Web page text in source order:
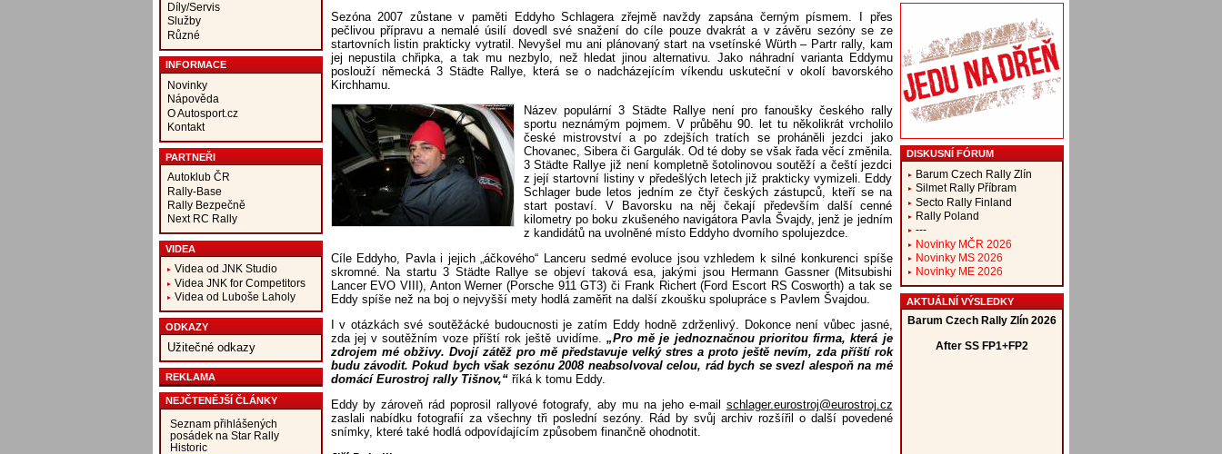
Díly/Servis
Služby
Různé
INFORMACE
Novinky
Nápověda
O Autosport.cz
Kontakt
PARTNEŘI
Autoklub ČR
Rally-Base
Rally Bezpečně
Next RC Rally
VIDEA
Videa od JNK Studio
Videa JNK for Competitors
Videa od Luboše Laholy
ODKAZY
Užitečné odkazy
REKLAMA
NEJČTENĚJŠÍ ČLÁNKY
Seznam přihlášených
posádek na Star Rally
Historic
Sezóna 2007 zůstane v paměti Eddyho Schlagera zřejmě navždy zapsána černým písmem. I přes
pečlivou přípravu a nemalé úsilí dovedl své snažení do cíle pouze dvakrát a v závěru sezóny se ze
startovních listin prakticky vytratil. Nevyšel mu ani plánovaný start na vsetínské Würth – Partr rally, kam
jej nepustila chřipka, a tak mu nezbylo, než hledat jinou alternativu. Jako náhradní varianta Eddymu
poslouží německá 3 Städte Rallye, která se o nadcházejícím víkendu uskuteční v okolí bavorského
Kirchhamu.
Název populární 3 Städte Rallye není pro fanoušky českého rally
sportu neznámým pojmem. V průběhu 90. let tu několikrát vrcholilo
české mistrovství a po zdejších tratích se proháněli jezdci jako
Chovanec, Sibera či Gargulák. Od té doby se však řada věcí změnila.
3 Städte Rallye již není kompletně šotolinovou soutěží a čeští jezdci
z její startovní listiny v předešlých letech již prakticky vymizeli. Eddy
Schlager bude letos jedním ze čtyř českých zástupců, kteří se na
start postaví. V Bavorsku na něj čekají především další cenné
kilometry po boku zkušeného navigátora Pavla Švajdy, jenž je jedním
z kandidátů na uvolněné místo Eddyho dvorního spolujezdce.
Cíle Eddyho, Pavla i jejich „áčkového“ Lanceru sedmé evoluce jsou vzhledem k silné konkurenci spíše
skromné. Na startu 3 Städte Rallye se objeví taková esa, jakými jsou Hermann Gassner (Mitsubishi
Lancer EVO VIII), Anton Werner (Porsche 911 GT3) či Frank Richert (Ford Escort RS Cosworth) a tak se
Eddy spíše než na boj o nejvyšší mety hodlá zaměřit na další zkoušku spolupráce s Pavlem Švajdou.
I v otázkách své soutěžácké budoucnosti je zatím Eddy hodně zdrženlivý. Dokonce není vůbec jasné,
zda jej v soutěžním voze příští rok ještě uvidíme. „Pro mě je jednoznačnou prioritou firma, která je
zdrojem mé obživy. Dvojí zátěž pro mě představuje velký stres a proto ještě nevím, zda příští rok
budu závodit. Pokud bych však sezónu 2008 neabsolvoval celou, rád bych se svezl alespoň na mé
domácí Eurostroj rally Tišnov,“říká k tomu Eddy.
Eddy by zároveň rád poprosil rallyové fotografy, aby mu na jeho e-mail schlager.eurostroj@eurostroj.cz
zaslali nabídku fotografií za všechny tři poslední sezóny. Rád by svůj archiv rozšířil o další povedené
snímky, které také hodlá odpovídajícím způsobem finančně ohodnotit.
DISKUSNÍ FÓRUM
Barum Czech Rally Zlín
Silmet Rally Příbram
Secto Rally Finland
Rally Poland
---
Novinky MČR 2026
Novinky MS 2026
Novinky ME 2026
AKTUÁLNÍ VÝSLEDKY